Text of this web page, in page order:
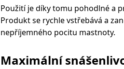
Použití je díky tomu pohodlné a
Produkt se rychle vstřebává a
nepříjemného pocitu mastnoty.
Maximální